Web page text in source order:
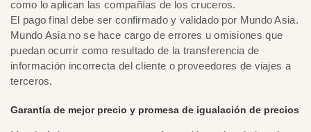
como lo aplican las compañías de los cruceros.
El pago final debe ser confirmado y validado por Mundo Asia.
Mundo Asia no se hace cargo de errores u omisiones que
puedan ocurrir como resultado de la transferencia de
información incorrecta del cliente o proveedores de viajes a
terceros.
Garantía de mejor precio y promesa de igualación de precios